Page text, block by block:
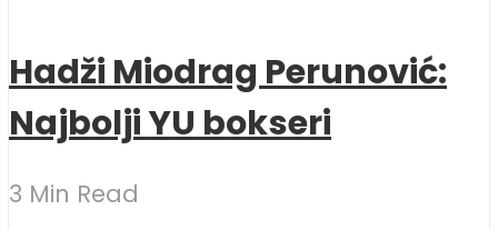
Hadži Miodrag Perunović:
Najbolji YU bokseri
3 Min Read